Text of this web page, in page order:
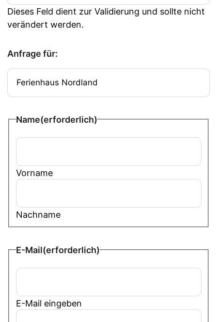
Dieses Feld dient zur Validierung und sollte nicht
verändert werden.
Anfrage für:
Name(erforderlich)
Vorname
Nachname
E-Mail(erforderlich)
E-Mail eingeben